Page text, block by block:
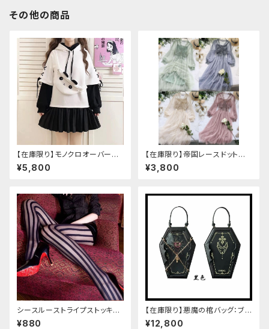
その他の商品
【在庫限り】モノクロオーバーサ
イズパンダパーカー
¥5,800
【在庫限り】帝国レースドットワ
ンピース
¥3,800
シースルーストライプストッキン
グ
¥880
【在庫限り】悪魔の棺バッグ：ブラ
ック
¥12,800